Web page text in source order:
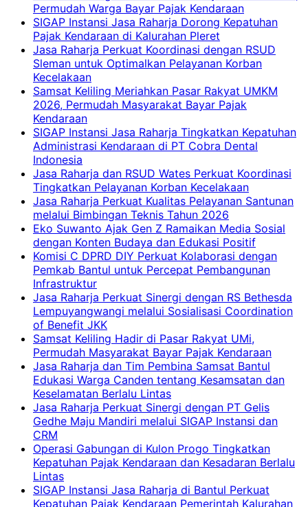
Permudah Warga Bayar Pajak Kendaraan
SIGAP Instansi Jasa Raharja Dorong Kepatuhan
Pajak Kendaraan di Kalurahan Pleret
Jasa Raharja Perkuat Koordinasi dengan RSUD
Sleman untuk Optimalkan Pelayanan Korban
Kecelakaan
Samsat Keliling Meriahkan Pasar Rakyat UMKM
2026, Permudah Masyarakat Bayar Pajak
Kendaraan
SIGAP Instansi Jasa Raharja Tingkatkan Kepatuhan
Administrasi Kendaraan di PT Cobra Dental
Indonesia
Jasa Raharja dan RSUD Wates Perkuat Koordinasi
Tingkatkan Pelayanan Korban Kecelakaan
Jasa Raharja Perkuat Kualitas Pelayanan Santunan
melalui Bimbingan Teknis Tahun 2026
Eko Suwanto Ajak Gen Z Ramaikan Media Sosial
dengan Konten Budaya dan Edukasi Positif
Komisi C DPRD DIY Perkuat Kolaborasi dengan
Pemkab Bantul untuk Percepat Pembangunan
Infrastruktur
Jasa Raharja Perkuat Sinergi dengan RS Bethesda
Lempuyangwangi melalui Sosialisasi Coordination
of Benefit JKK
Samsat Keliling Hadir di Pasar Rakyat UMi,
Permudah Masyarakat Bayar Pajak Kendaraan
Jasa Raharja dan Tim Pembina Samsat Bantul
Edukasi Warga Canden tentang Kesamsatan dan
Keselamatan Berlalu Lintas
Jasa Raharja Perkuat Sinergi dengan PT Gelis
Gedhe Maju Mandiri melalui SIGAP Instansi dan
CRM
Operasi Gabungan di Kulon Progo Tingkatkan
Kepatuhan Pajak Kendaraan dan Kesadaran Berlalu
Lintas
SIGAP Instansi Jasa Raharja di Bantul Perkuat
Kepatuhan Pajak Kendaraan Pemerintah Kalurahan